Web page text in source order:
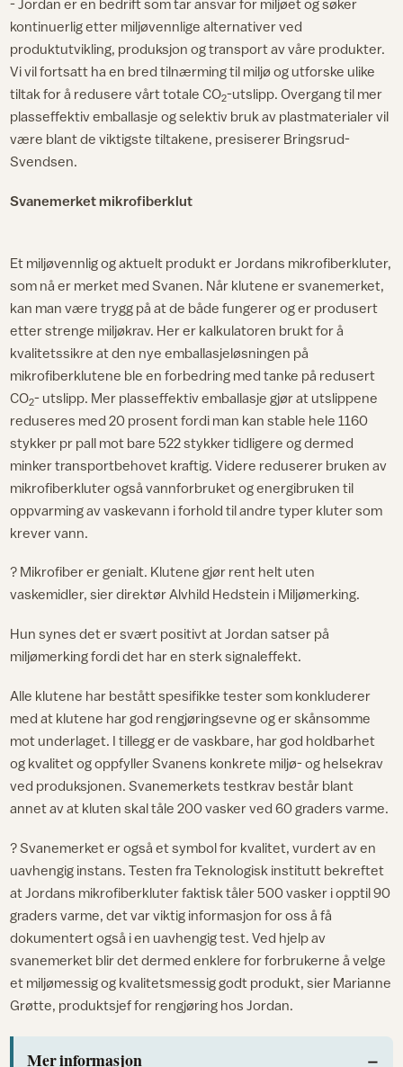
- Jordan er en bedrift som tar ansvar for miljøet og søker
kontinuerlig etter miljøvennlige alternativer ved
produktutvikling, produksjon og transport av våre produkter.
Vi vil fortsatt ha en bred tilnærming til miljø og utforske ulike
tiltak for å redusere vårt totale CO2-utslipp. Overgang til mer
plasseffektiv emballasje og selektiv bruk av plastmaterialer vil
være blant de viktigste tiltakene, presiserer Bringsrud-
Svendsen.
Svanemerket mikrofiberklut
Et miljøvennlig og aktuelt produkt er Jordans mikrofiberkluter,
som nå er merket med Svanen. Når klutene er svanemerket,
kan man være trygg på at de både fungerer og er produsert
etter strenge miljøkrav. Her er kalkulatoren brukt for å
kvalitetssikre at den nye emballasjeløsningen på
mikrofiberklutene ble en forbedring med tanke på redusert
CO2- utslipp. Mer plasseffektiv emballasje gjør at utslippene
reduseres med 20 prosent fordi man kan stable hele 1160
stykker pr pall mot bare 522 stykker tidligere og dermed
minker transportbehovet kraftig. Videre reduserer bruken av
mikrofiberkluter også vannforbruket og energibruken til
oppvarming av vaskevann i forhold til andre typer kluter som
krever vann.
? Mikrofiber er genialt. Klutene gjør rent helt uten
vaskemidler, sier direktør Alvhild Hedstein i Miljømerking.
Hun synes det er svært positivt at Jordan satser på
miljømerking fordi det har en sterk signaleffekt.
Alle klutene har bestått spesifikke tester som konkluderer
med at klutene har god rengjøringsevne og er skånsomme
mot underlaget. I tillegg er de vaskbare, har god holdbarhet
og kvalitet og oppfyller Svanens konkrete miljø- og helsekrav
ved produksjonen. Svanemerkets testkrav består blant
annet av at kluten skal tåle 200 vasker ved 60 graders varme.
? Svanemerket er også et symbol for kvalitet, vurdert av en
uavhengig instans. Testen fra Teknologisk institutt bekreftet
at Jordans mikrofiberkluter faktisk tåler 500 vasker i opptil 90
graders varme, det var viktig informasjon for oss å få
dokumentert også i en uavhengig test. Ved hjelp av
svanemerket blir det dermed enklere for forbrukerne å velge
et miljømessig og kvalitetsmessig godt produkt, sier Marianne
Grøtte, produktsjef for rengjøring hos Jordan.
Mer informasjon